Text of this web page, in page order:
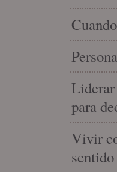
para
Vivir